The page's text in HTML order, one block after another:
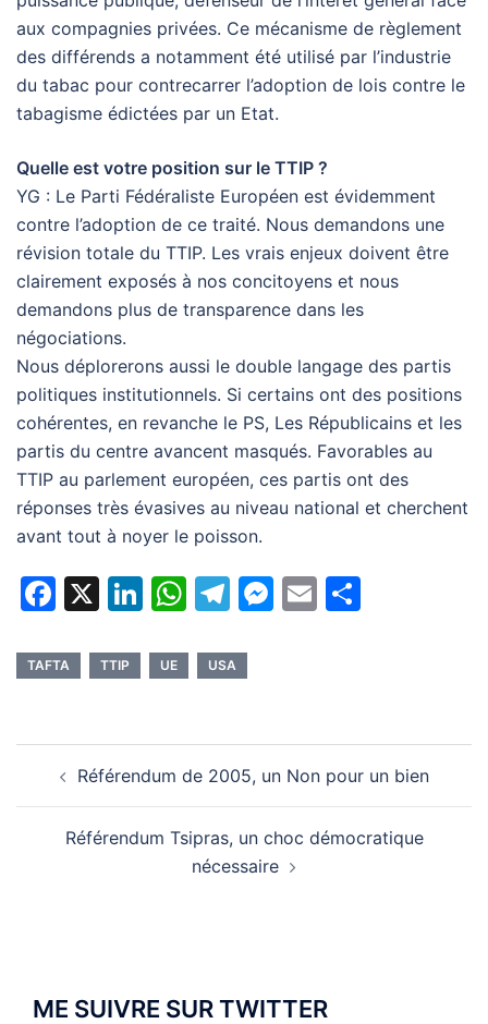
aux compagnies privées. Ce mécanisme de règlement
des différends a notamment été utilisé par l’industrie
du tabac pour contrecarrer l’adoption de lois contre le
tabagisme édictées par un Etat.
Quelle est votre position sur le TTIP ?
YG : Le Parti Fédéraliste Européen est évidemment
contre l’adoption de ce traité. Nous demandons une
révision totale du TTIP. Les vrais enjeux doivent être
clairement exposés à nos concitoyens et nous
demandons plus de transparence dans les
négociations.
Nous déplorerons aussi le double langage des partis
politiques institutionnels. Si certains ont des positions
cohérentes, en revanche le PS, Les Républicains et les
partis du centre avancent masqués. Favorables au
TTIP au parlement européen, ces partis ont des
réponses très évasives au niveau national et cherchent
avant tout à noyer le poisson.
Facebook
X LinkedIn
WhatsApp
Telegram
Messenger
Email
TAFTA TTIP UE USA
d’articleRéférendum de 2005, un Non pour un bien
Référendum Tsipras, un choc démocratique
nécessaire
ME SUIVRE SUR TWITTER